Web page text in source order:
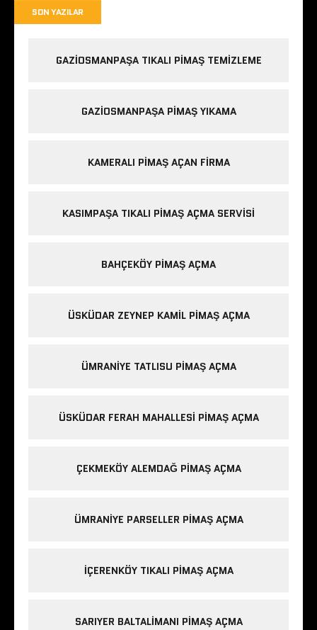
SON YAZILAR
GAZIOSMANPAŞA TIKALI PIMAŞ TEMIZLEME
GAZIOSMANPAŞA PIMAŞ YIKAMA
KAMERALI PIMAŞ AÇAN FIRMA
KASIMPAŞA TIKALI PIMAŞ AÇMA SERVISI
BAHÇEKÖY PIMAŞ AÇMA
ÜSKÜDAR ZEYNEP KAMIL PIMAŞ AÇMA
ÜMRANIYE TATLISU PIMAŞ AÇMA
ÜSKÜDAR FERAH MAHALLESI PIMAŞ AÇMA
ÇEKMEKÖY ALEMDAĞ PIMAŞ AÇMA
ÜMRANIYE PARSELLER PIMAŞ AÇMA
IÇERENKÖY TIKALI PIMAŞ AÇMA
SARIYER BALTALIMANI PIMAŞ AÇMA